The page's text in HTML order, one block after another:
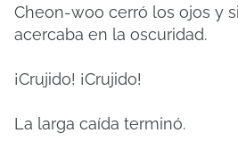
Cheon-woo cerró los ojos y
acercaba en la oscuridad.
¡Crujido! ¡Crujido!
La larga caída terminó.